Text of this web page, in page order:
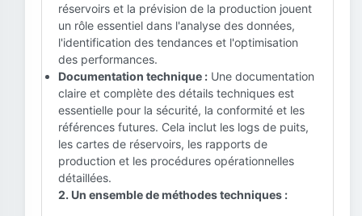
réservoirs et la prévision de la production jouent
un rôle essentiel dans l'analyse des données,
l'identification des tendances et l'optimisation
des performances.
Documentation technique : Une documentation
claire et complète des détails techniques est
essentielle pour la sécurité, la conformité et les
références futures. Cela inclut les logs de puits,
les cartes de réservoirs, les rapports de
production et les procédures opérationnelles
détaillées.
2. Un ensemble de méthodes techniques :